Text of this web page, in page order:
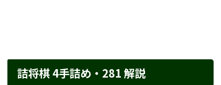
詰将棋 4手詰め・281 解説